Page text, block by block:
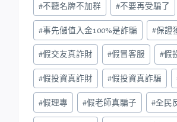
#不聽名牌不加群 #不要再受騙了
#事先儲值入金100%是詐騙 #保證
#假交友真詐財 #假冒客服 #假
#假投資真詐財 #假投資真詐騙
#假理專 #假老師真騙子 #全民